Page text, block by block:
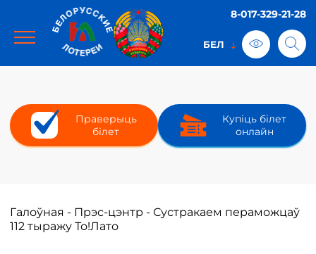
8-017-329-21-28
Праверыць
білет
Купіць білет
онлайн
Галоўная - Прэс-цэнтр - Сустракаем пераможцаў
112 тыражу То!Лато